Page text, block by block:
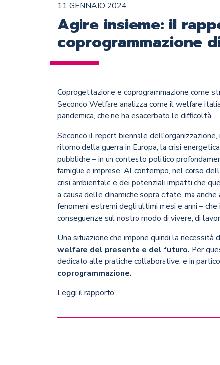
11 GENNAIO 2024
Agire insieme: il
coprogrammazione
Coprogettazione e coprogrammazione come
Secondo Welfare analizza come il welfare
pandemica, che ne ha esacerbato le difficoltà.
Secondo il report biennale
ritorno della guerra in Europa, la crisi
pubbliche – in un contesto politico
famiglie e imprese. Al contempo, nel corso
crisi ambientale e dei potenziali impatti che
a causa delle dinamiche sopra citate, ma
fenomeni estremi degli ultimi mesi e anni –
conseguenze sul nostro modo di vivere, di
Una situazione che impone quindi la necessità
welfare del presente e del futuro. Per
dedicato alle pratiche collaborative, e in
coprogrammazione.
Leggi il rapporto